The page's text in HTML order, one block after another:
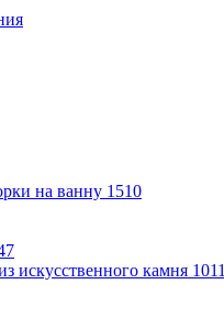
на ванну 1510
искусственного камня 1011